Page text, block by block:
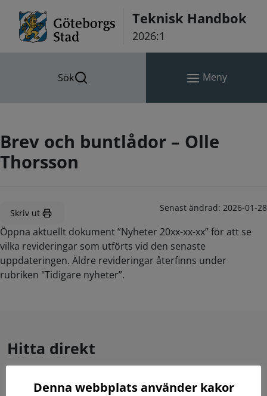
Teknisk Handbok
2026:1
Sök Meny
Brev och buntlådor – Olle
Thorsson
Skriv ut Senast ändrad: 2026-01-28
Öppna aktuellt dokument ”Nyheter 20xx-xx-xx” för att se
vilka revideringar som utförts vid den senaste
uppdateringen. Äldre revideringar återfinns under
rubriken "Tidigare nyheter”.
Hitta direkt
Gällande standardritningar (Dwg och pdf)
Denna webbplats använder kakor